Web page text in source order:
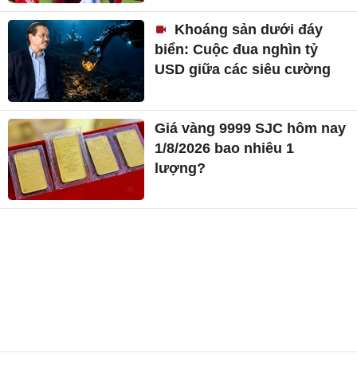
Khoáng sản dưới đáy
biển: Cuộc đua nghìn tỷ
USD giữa các siêu cường
Giá vàng 9999 SJC hôm nay
1/8/2026 bao nhiêu 1
lượng?